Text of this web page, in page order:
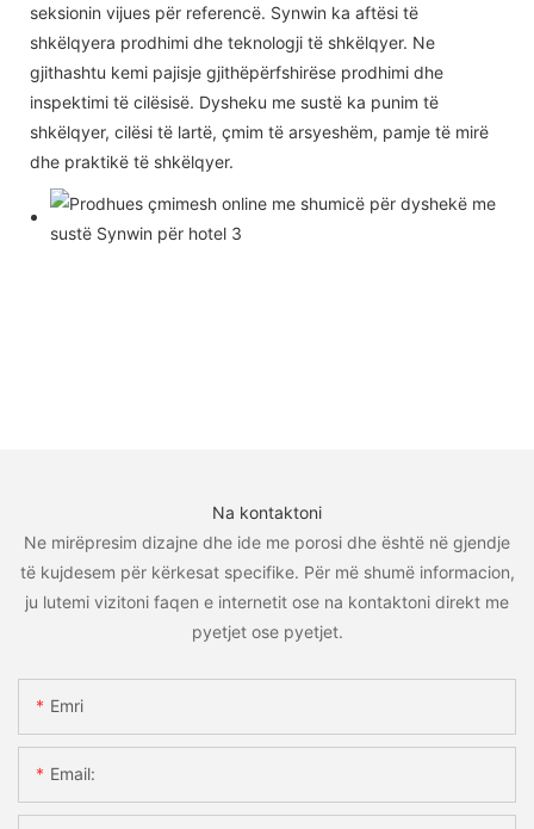
seksionin vijues për referencë. Synwin ka aftësi të
shkëlqyera prodhimi dhe teknologji të shkëlqyer. Ne
gjithashtu kemi pajisje gjithëpërfshirëse prodhimi dhe
inspektimi të cilësisë. Dysheku me sustë ka punim të
shkëlqyer, cilësi të lartë, çmim të arsyeshëm, pamje të mirë
dhe praktikë të shkëlqyer.
Na kontaktoni
Ne mirëpresim dizajne dhe ide me porosi dhe është në gjendje
të kujdesem për kërkesat specifike. Për më shumë informacion,
ju lutemi vizitoni faqen e internetit ose na kontaktoni direkt me
pyetjet ose pyetjet.
Emri
Email: